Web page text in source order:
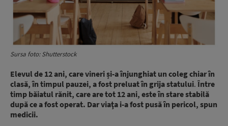
Sursa foto: Shutterstock
Elevul de 12 ani, care vineri și-a înjunghiat un coleg chiar în
clasă, în timpul pauzei, a fost preluat în grija statului. Între
timp băiatul rănit, care are tot 12 ani, este în stare stabilă
după ce a fost operat. Dar viaţa i-a fost pusă în pericol, spun
medicii.